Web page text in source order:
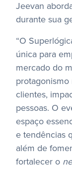
Jeevan
durante sua
“O
única para
mercado do
clientes,
pessoas. O
espaço
e tendências
além de
fortalecer o